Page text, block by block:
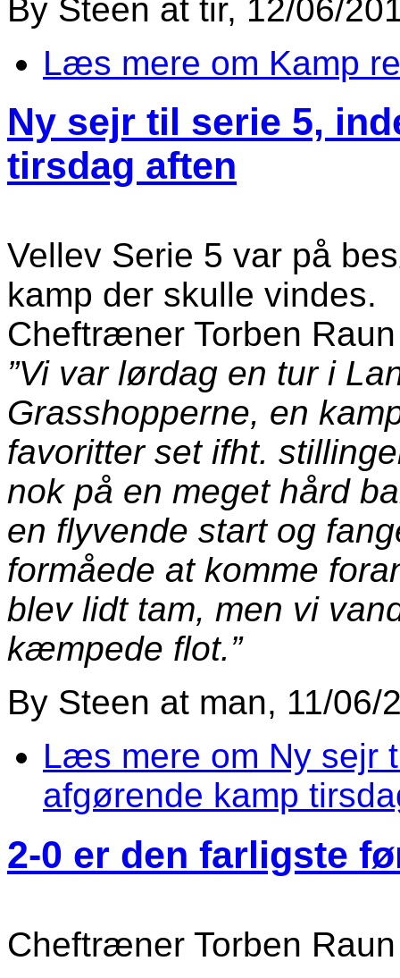
By Steen at tir, 12/06/
Læs mere om Kamp
Ny sejr til serie 5,
tirsdag aften
Vellev Serie 5 var på
kamp der skulle vindes.
Cheftræner Torben
”Vi var lørdag en tur i
Grasshopperne, en
favoritter set ifht.
nok på en meget hård
en flyvende start og
formåede at komme
blev lidt tam, men vi
kæmpede flot.”
By Steen at man, 11/06/
Læs mere om Ny sejr
afgørende kamp
2-0 er den farligste
Cheftræner Torben